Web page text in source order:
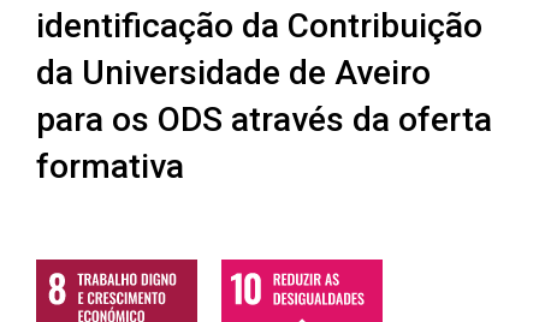
identificação da Contribuição
da Universidade de Aveiro
para os ODS através da oferta
formativa